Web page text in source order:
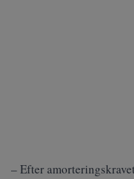
– Efter